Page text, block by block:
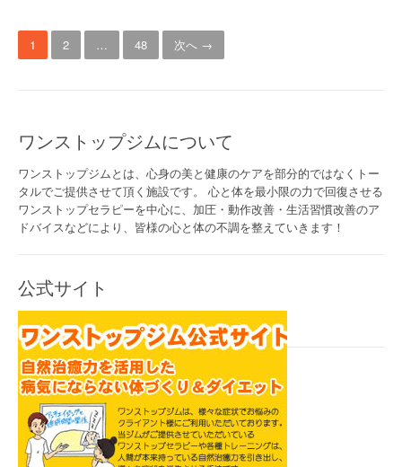
投
稿
ビ
ゲ
ー
シ
ン
1 2 … 48 次へ →
ワンストップジムについて
ワンストップジムとは、心身の美と健康のケアを部分的ではなくトー
タルでご提供させて頂く施設です。 心と体を最小限の力で回復させる
ワンストップセラピーを中心に、加圧・動作改善・生活習慣改善のア
ドバイスなどにより、皆様の心と体の不調を整えていきます！
公式サイト